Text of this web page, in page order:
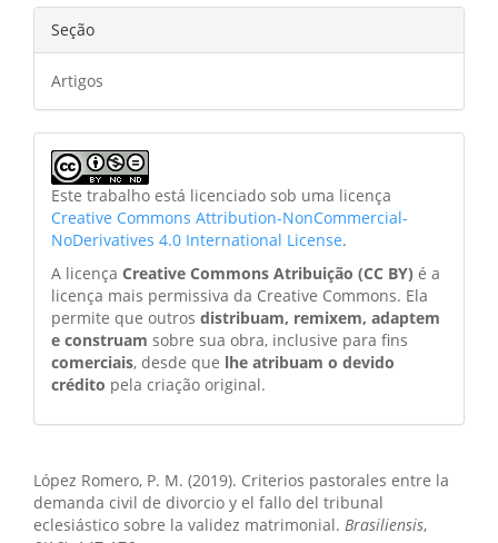
Seção
Artigos
Este trabalho está licenciado sob uma licença
Creative Commons Attribution-NonCommercial-
NoDerivatives 4.0 International License.
A licença Creative Commons Atribuição (CC BY) é a
licença mais permissiva da Creative Commons. Ela
permite que outros distribuam, remixem, adaptem
e construam sobre sua obra, inclusive para fins
comerciais, desde que lhe atribuam o devido
crédito pela criação original.
López Romero, P. M. (2019). Criterios pastorales entre la
demanda civil de divorcio y el fallo del tribunal
eclesiástico sobre la validez matrimonial. Brasiliensis,